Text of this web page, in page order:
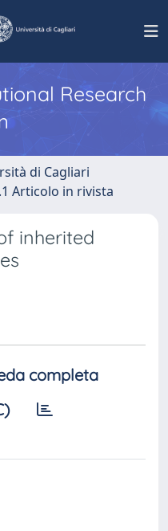
Research
di Cagliari
Articolo in rivista
inherited
completa